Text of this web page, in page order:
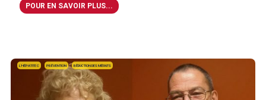
POUR EN SAVOIR PLUS...
L'HÉPATITE C PRÉVENTION RÉDUCTION DES MÉFAITS